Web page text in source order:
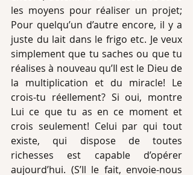
les moyens pour réaliser un projet;
Pour quelqu’un d’autre encore, il y a
juste du lait dans le frigo etc. Je veux
simplement que tu saches ou que tu
réalises à nouveau qu’Il est le Dieu de
la multiplication et du miracle! Le
crois-tu réellement? Si oui, montre
Lui ce que tu as en ce moment et
crois seulement! Celui par qui tout
existe, qui dispose de toutes
richesses est capable d’opérer
aujourd’hui. (S’Il le fait, envoie-nous